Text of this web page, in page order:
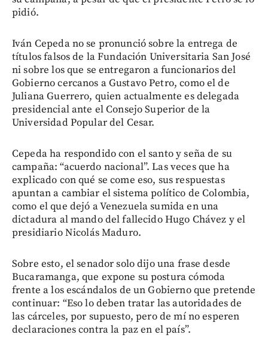
pidió.
Iván Cepeda no se pronunció sobre la entrega de
títulos falsos de la Fundación Universitaria San José
ni sobre los que se entregaron a funcionarios del
Gobierno cercanos a Gustavo Petro, como el de
Juliana Guerrero, quien actualmente es delegada
presidencial ante el Consejo Superior de la
Universidad Popular del Cesar.
Cepeda ha respondido con el santo y seña de su
campaña: “acuerdo nacional”. Las veces que ha
explicado con qué se come eso, sus respuestas
apuntan a cambiar el sistema político de Colombia,
como el que dejó a Venezuela sumida en una
dictadura al mando del fallecido Hugo Chávez y el
presidiario Nicolás Maduro.
Sobre esto, el senador solo dijo una frase desde
Bucaramanga, que expone su postura cómoda
frente a los escándalos de un Gobierno que pretende
continuar: “Eso lo deben tratar las autoridades de
las cárceles, por supuesto, pero de mí no esperen
declaraciones contra la paz en el país”.